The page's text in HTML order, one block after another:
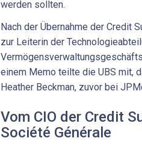
werden sollten.
Nach der Übernahme der Credit
zur Leiterin der
einem Memo teilte die UBS mit,
Heather Beckman, zuvor bei
Vom CIO der Credit
Société Générale